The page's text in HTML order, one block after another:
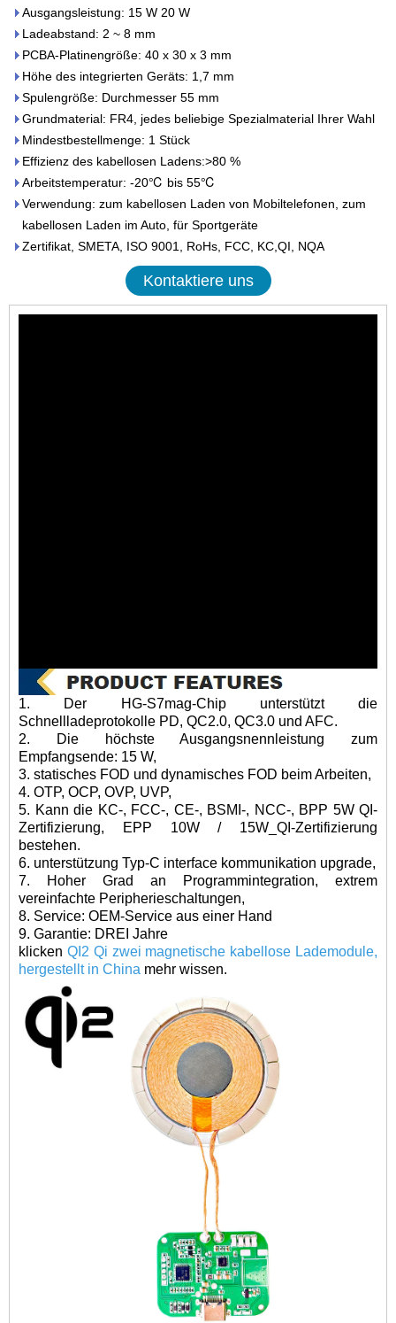
Ausgangsleistung: 15 W 20 W
Ladeabstand: 2 ~ 8 mm
PCBA-Platinengröße: 40 x 30 x 3 mm
Höhe des integrierten Geräts: 1,7 mm
Spulengröße: Durchmesser 55 mm
Grundmaterial: FR4, jedes beliebige Spezialmaterial Ihrer Wahl
Mindestbestellmenge: 1 Stück
Effizienz des kabellosen Ladens:>80 %
Arbeitstemperatur: -20℃ bis 55℃
Verwendung: zum kabellosen Laden von Mobiltelefonen, zum
kabellosen Laden im Auto, für Sportgeräte
Zertifikat, SMETA, ISO 9001, RoHs, FCC, KC,QI, NQA
Kontaktiere uns
1. Der HG-S7mag-Chip unterstützt die
Schnellladeprotokolle PD, QC2.0, QC3.0 und AFC.
2. Die höchste Ausgangsnennleistung zum
Empfangsende: 15 W,
3. statisches FOD und dynamisches FOD beim Arbeiten,
4. OTP, OCP, OVP, UVP,
5. Kann die KC-, FCC-, CE-, BSMI-, NCC-, BPP 5W QI-
Zertifizierung, EPP 10W / 15W_QI-Zertifizierung
bestehen.
6. unterstützung Typ-C interface kommunikation upgrade,
7. Hoher Grad an Programmintegration, extrem
vereinfachte Peripherieschaltungen,
8. Service: OEM-Service aus einer Hand
9. Garantie: DREI Jahre
klicken QI2 Qi zwei magnetische kabellose Lademodule,
hergestellt in China mehr wissen.